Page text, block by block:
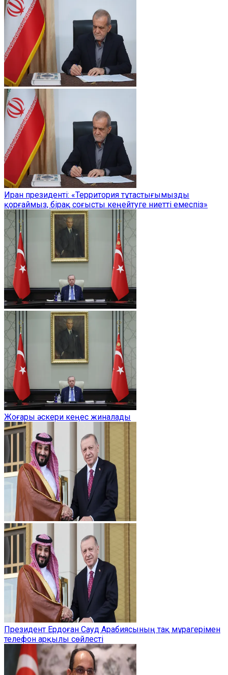
Иран президенті: «Территория тұтастығымызды
қорғаймыз, бірақ соғысты кеңейтуге ниетті емеспіз»
Жоғары әскери кеңес жиналады
Президент Ердоған Сауд Арабиясының тақ мұрагерімен
телефон арқылы сөйлесті